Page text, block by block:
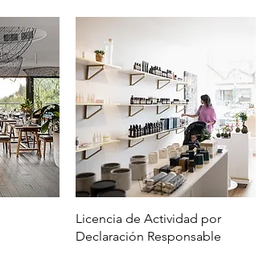
Vista rápida
Licencia de Actividad por
Declaración Responsable